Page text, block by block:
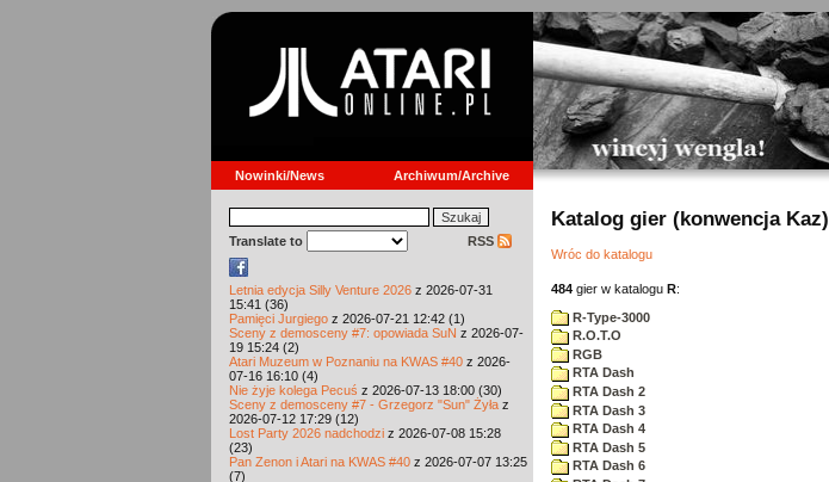
Nowinki/News Archiwum/Archive
Translate to RSS
Letnia edycja Silly Venture 2026 z 2026-07-31
15:41 (36)
Pamięci Jurgiego z 2026-07-21 12:42 (1)
Sceny z demosceny #7: opowiada SuN z 2026-07-
19 15:24 (2)
Atari Muzeum w Poznaniu na KWAS #40 z 2026-
07-16 16:10 (4)
Nie żyje kolega Pecuś z 2026-07-13 18:00 (30)
Sceny z demosceny #7 - Grzegorz "Sun" Żyła z
2026-07-12 17:29 (12)
Lost Party 2026 nadchodzi z 2026-07-08 15:28
(23)
Pan Zenon i Atari na KWAS #40 z 2026-07-07 13:25
(7)
Katalog gier (konwencja Kaz)
Wróc do katalogu
484 gier w katalogu R:
R-Type-3000
R.O.T.O
RGB
RTA Dash
RTA Dash 2
RTA Dash 3
RTA Dash 4
RTA Dash 5
RTA Dash 6